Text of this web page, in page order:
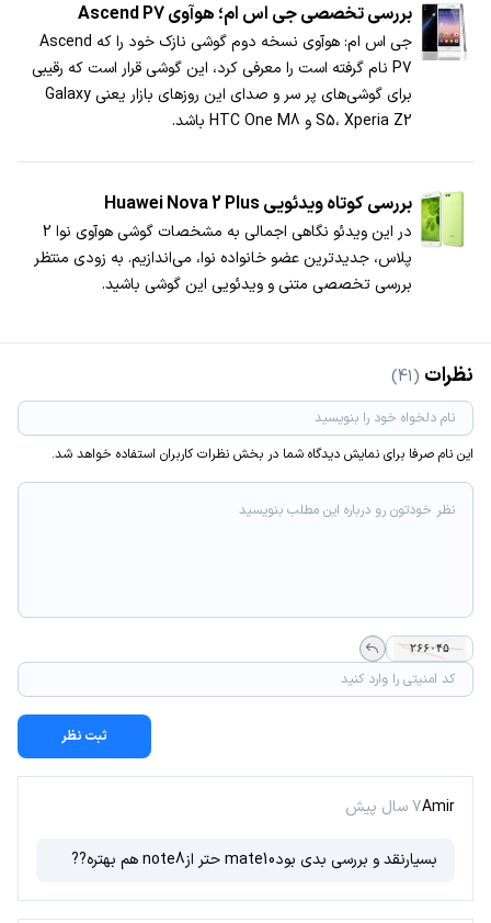
بررسی تخصصی جی اس ام؛ هوآوی Ascend P7
جی اس ام: هوآوی نسخه دوم گوشی نازک خود را که Ascend
P7 نام گرفته است را معرفی کرد، این گوشی قرار است که رقیبی
برای گوشی‌های پر سر و صدای این روزهای بازار یعنی Galaxy
S5، Xperia Z2 و HTC One M8 باشد.
بررسی کوتاه ویدئویی Huawei Nova 2 Plus
در این ویدئو نگاهی اجمالی به مشخصات گوشی هوآوی نوا 2
پلاس، جدیدترین عضو خانواده نوا، می‌اندازیم. به زودی منتظر
بررسی تخصصی متنی و ویدئویی این گوشی باشید.
نظرات (41)
این نام صرفا برای نمایش دیدگاه شما در بخش نظرات کاربران استفاده خواهد شد.
ثبت نظر
Amir7 سال پیش
بسیارنقد و بررسی بدی بودmate10 حتر ازnote8 هم بهتره??